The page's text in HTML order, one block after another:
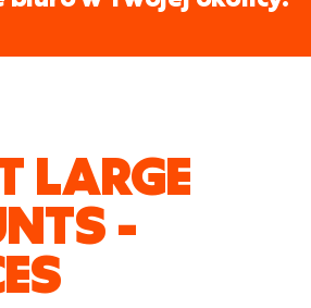
LARGE
-